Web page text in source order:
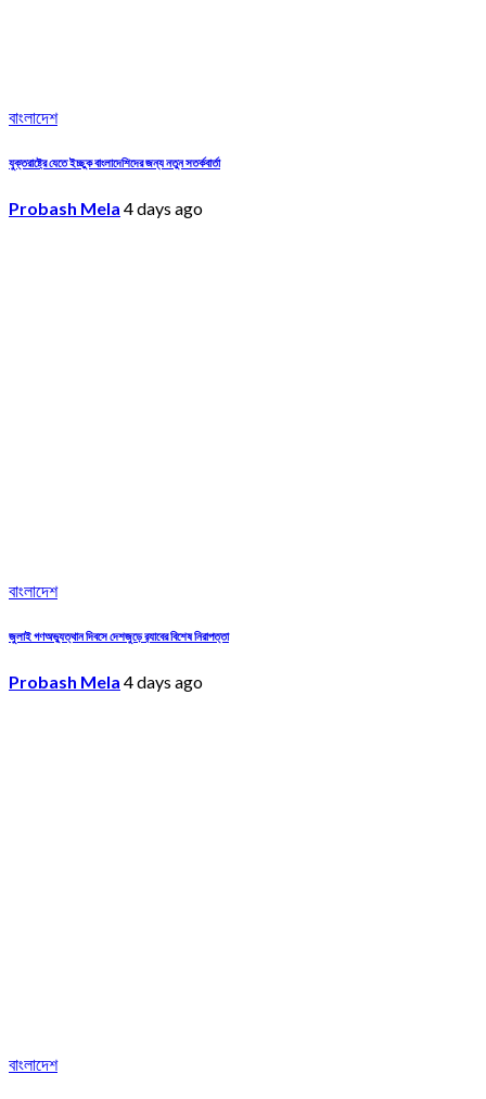
বাংলাদেশ
যুক্তরাষ্ট্রে যেতে ইচ্ছুক বাংলাদেশিদের জন্য নতুন সতর্কবার্তা
Probash Mela 4 days ago
বাংলাদেশ
জুলাই গণঅভ্যুত্থান দিবসে দেশজুড়ে র‌্যাবের বিশেষ নিরাপত্তা
Probash Mela 4 days ago
বাংলাদেশ